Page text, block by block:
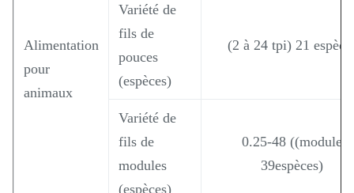
Alimentation
pour
animaux
Variété de
fils de
pouces
(espèces)
(2 à 24 tpi) 21
Variété de
fils de
modules
(espèces)
0.25-48 ((module
39espèces)